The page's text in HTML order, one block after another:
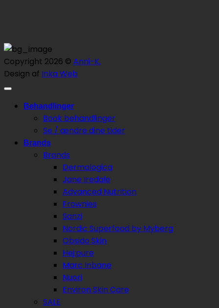
Copyright 2026 © Anni-K.
Design af Inka Web
Behandlinger
Book behandlinger
Se / ændre dine tider
Brands
Brands
Dermalogica
Jane Iredale
Advanced Nutrition
Frownies
Sanzi
Nordic Superfood by Myberg
Obsido Skin
Hej:pure
Marc Inbane
Nuori
Environ Skin Care
SALE